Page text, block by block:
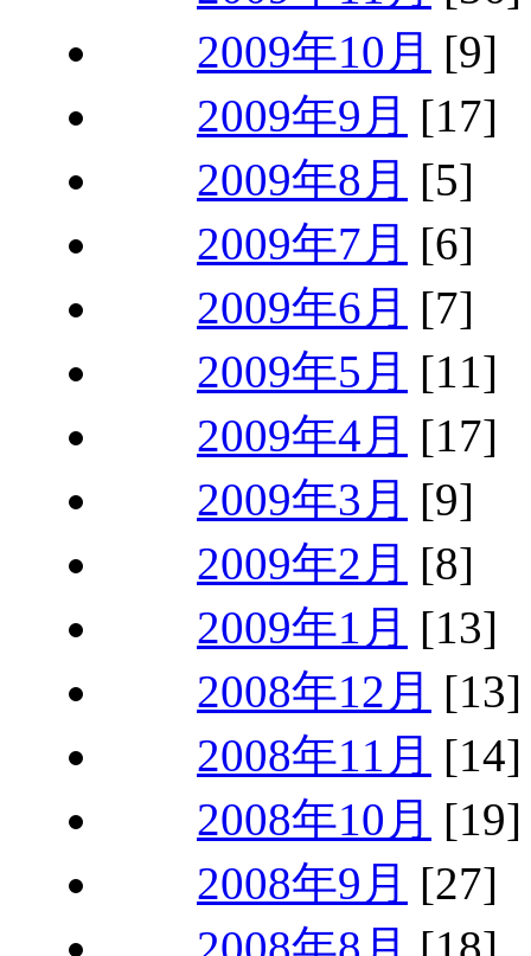
2009年10月 [9]
2009年9月 [17]
2009年8月 [5]
2009年7月 [6]
2009年6月 [7]
2009年5月 [11]
2009年4月 [17]
2009年3月 [9]
2009年2月 [8]
2009年1月 [13]
2008年12月 [13]
2008年11月 [14]
2008年10月 [19]
2008年9月 [27]